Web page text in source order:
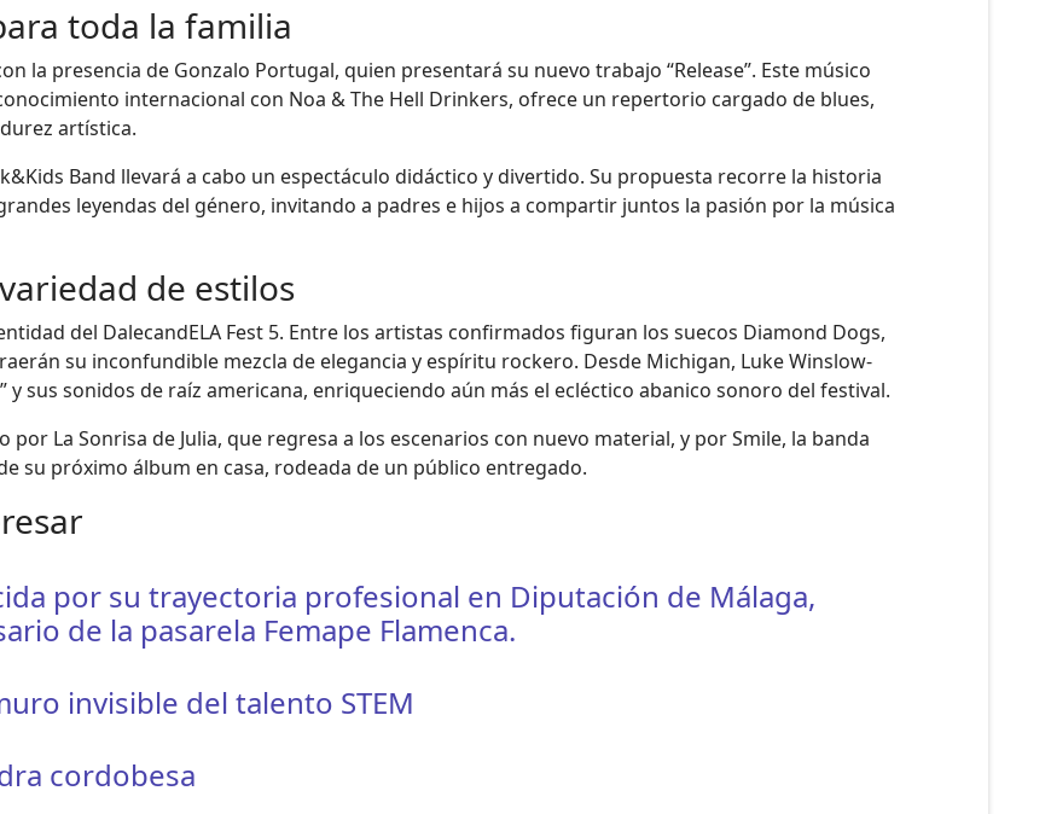
toda la familia
la presencia de Gonzalo Portugal, quien presentará su nuevo trabajo “Release”. Este músico
internacional con Noa & The Hell Drinkers, ofrece un repertorio cargado de blues,
artística.
Band llevará a cabo un espectáculo didáctico y divertido. Su propuesta recorre la historia
leyendas del género, invitando a padres e hijos a compartir juntos la pasión por la música
de estilos
del DalecandELA Fest 5. Entre los artistas confirmados figuran los suecos Diamond Dogs,
su inconfundible mezcla de elegancia y espíritu rockero. Desde Michigan, Luke Winslow-
sus sonidos de raíz americana, enriqueciendo aún más el ecléctico abanico sonoro del festival.
La Sonrisa de Julia, que regresa a los escenarios con nuevo material, y por Smile, la banda
su próximo álbum en casa, rodeada de un público entregado.
por su trayectoria profesional en Diputación de Málaga,
de la pasarela Femape Flamenca.
invisible del talento STEM
cordobesa